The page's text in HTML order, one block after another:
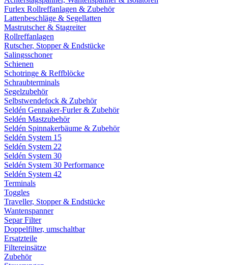
Furlex Rollreffanlagen & Zubehör
Lattenbeschläge & Segellatten
Mastrutscher & Stagreiter
Rollreffanlagen
Rutscher, Stopper & Endstücke
Salingsschoner
Schienen
Schotringe & Reffblöcke
Schraubterminals
Segelzubehör
Selbstwendefock & Zubehör
Seldén Gennaker-Furler & Zubehör
Seldén Mastzubehör
Seldén Spinnakerbäume & Zubehör
Seldén System 15
Seldén System 22
Seldén System 30
Seldén System 30 Performance
Seldén System 42
Terminals
Toggles
Traveller, Stopper & Endstücke
Wantenspanner
Separ Filter
Doppelfilter, umschaltbar
Ersatzteile
Filtereinsätze
Zubehör